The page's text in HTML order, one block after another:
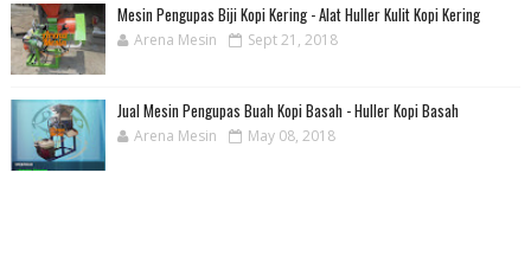
Mesin Pengupas Biji Kopi Kering - Alat Huller Kulit Kopi Kering
Arena Mesin Sept 21, 2018
Jual Mesin Pengupas Buah Kopi Basah - Huller Kopi Basah
Arena Mesin May 08, 2018